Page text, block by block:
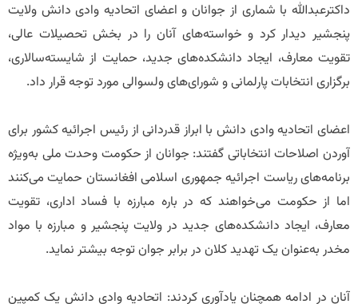
داکترعبدالله با شماری از جوانان و اعضای اتحادیه وادی دانش ولایت
پنجشیر دیدار کرد و خواسته‌های آنان را در بخش تحصیلات عالی،
تقویت معارف، ایجاد دانشکده‌های جدید، حمایت از شایسته‌سالاری،
برگزاری انتخابات پارلمانی و شورای‌های ولسوالی مورد توجه قرار داد.
اعضای اتحادیه‌ وادی دانش با ابراز قدردانی از رئیس اجرائیه کشور برای
آوردن اصلاحات انتخاباتی گفتند: جوانان از حکومت وحدت ملی به‌ویژه
برنامه‌های ریاست اجرائیه جمهوری اسلامی افغانستان حمایت می‌کنند
اما از حکومت می‌خواهند که در باره مبارزه با فساد اداری، تقویت
معارف، ایجاد دانشکده‌های جدید در ولایت پنجشیر و مبارزه با مواد
مخدر به‌عنوان یک تهدید کلان در برابر جوان توجه بیشتر نماید.
آنان در ادامه همچنان یادآوری کردند: اتحادیه وادی دانش یک کمپین